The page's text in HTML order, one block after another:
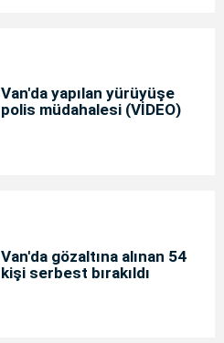
Van'da yapılan yürüyüşe
polis müdahalesi (VİDEO)
Van'da gözaltına alınan 54
kişi serbest bırakıldı